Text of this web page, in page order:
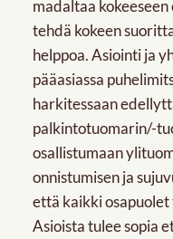
madaltaa
tehdä kokeen
helppoa. Asiointi ja
pääasiassa
harkitessaan
palkintotuomarin/-
osallistumaan
onnistumisen ja
että kaikki
Asioista tulee sopia